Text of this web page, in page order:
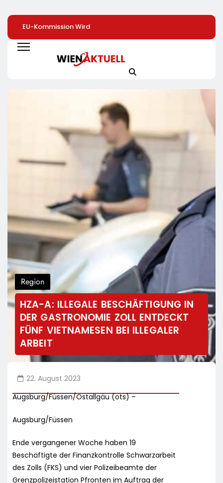
EU-Kommission Wird
Zur „Zentrale Der
Tierindustrie“ /
Tierschutzorganisation
Tierindustrie An
Vernetzen Sich
Unternehmer Für Die
Kleinen Preis: Lidl
Region
HZA-A: ILLEGALE BESCHÄFTIGUNG IN
DER GASTRONOMIE ZOLL ENTDECKT
FÜNF VIETNAMESEN BEI ILLEGALER
ARBEIT
22. August 2023
Augsburg/Füssen/Ostallgäu (ots) –
Augsburg/Füssen
Ende vergangener Woche haben 19
Beschäftigte der Finanzkontrolle Schwarzarbeit
des Zolls (FKS) und vier Polizeibeamte der
Grenzpolizeistation Pfronten im Auftrag der